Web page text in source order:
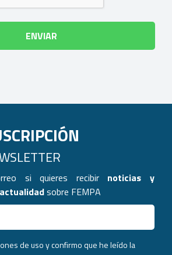
si quieres recibir noticias y
sobre FEMPA
de uso y confirmo que he leído la